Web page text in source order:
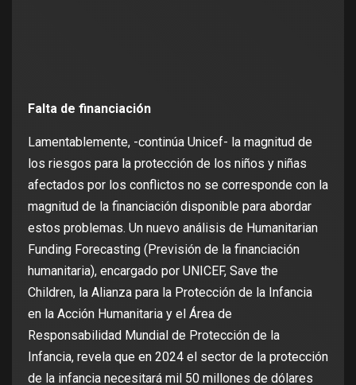
Falta de financiación
Lamentablemente, -continúa Unicef- la magnitud de
los riesgos para la protección de los niños y niñas
afectados por los conflictos no se corresponde con la
magnitud de la financiación disponible para abordar
estos problemas. Un nuevo análisis de Humanitarian
Funding Forecasting (Previsión de la financiación
humanitaria), encargado por UNICEF, Save the
Children, la Alianza para la Protección de la Infancia
en la Acción Humanitaria y el Área de
Responsabilidad Mundial de Protección de la
Infancia, revela que en 2024 el sector de la protección
de la infancia necesitará mil 50 millones de dólares